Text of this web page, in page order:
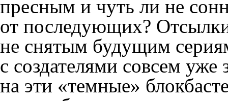
пресным и чуть ли не
от последующих?
не снятым будущим
с создателями совсем
на эти «темные»